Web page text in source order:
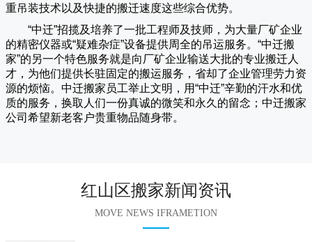
重吊装技术以及快捷的搬迁速度这些综合优势。
“中迁”招揽及培养了一批工程师及技师，为大量厂矿企业
的精密仪器或“疑难杂症”设备提供周全的吊运服务。“中迁搬
家”的另一个特色服务就是向厂矿企业输送大批的专业搬迁人
才，为他们提供长驻固定的搬运服务，省却了企业管理劳力资
源的烦恼。 中迁搬家员工举止文明，用“中迁”辛勤的汗水和优
质的服务，换取人们一份真诚的微笑和永久的留念； 中迁搬家
公司希望新老客户贵重物品随身带。
红山区搬家新闻资讯
MOVE NEWS IFRAMETION